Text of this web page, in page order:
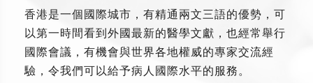
香港是一個國際城市，有精通兩文三語的優勢，可
以第一時間看到外國最新的醫學文獻，也經常舉行
國際會議，有機會與世界各地權威的專家交流經
驗，令我們可以給予病人國際水平的服務。